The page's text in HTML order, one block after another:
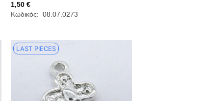
1,50€
Κωδικός: 08.07.0273
LAST PIECES